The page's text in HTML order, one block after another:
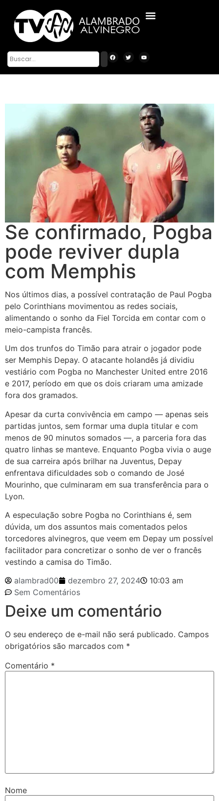
Se confirmado, Pogba
pode reviver dupla
com Memphis
Nos últimos dias, a possível contratação de Paul Pogba
pelo Corinthians movimentou as redes sociais,
alimentando o sonho da Fiel Torcida em contar com o
meio-campista francês.
Um dos trunfos do Timão para atrair o jogador pode
ser Memphis Depay. O atacante holandês já dividiu
vestiário com Pogba no Manchester United entre 2016
e 2017, período em que os dois criaram uma amizade
fora dos gramados.
Apesar da curta convivência em campo — apenas seis
partidas juntos, sem formar uma dupla titular e com
menos de 90 minutos somados —, a parceria fora das
quatro linhas se manteve. Enquanto Pogba vivia o auge
de sua carreira após brilhar na Juventus, Depay
enfrentava dificuldades sob o comando de José
Mourinho, que culminaram em sua transferência para o
Lyon.
A especulação sobre Pogba no Corinthians é, sem
dúvida, um dos assuntos mais comentados pelos
torcedores alvinegros, que veem em Depay um possível
facilitador para concretizar o sonho de ver o francês
vestindo a camisa do Timão.
alambrad00
dezembro 27, 2024
10:03 am
Sem Comentários
Deixe um comentário
O seu endereço de e-mail não será publicado. Campos
obrigatórios são marcados com *
Comentário *
Nome